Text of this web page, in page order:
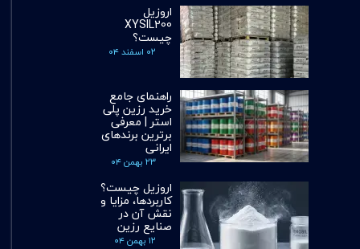
اروزیل
XYSIL200
چیست؟
۰۲ اسفند ۰۴
راهنمای جامع
خرید رزین پلی
استر | معرفی
برترین برندهای
ایرانی
۲۳ بهمن ۰۴
اروزیل چیست؟
کاربردها، مزایا و
نقش آن در
صنایع رزین
۱۲ بهمن ۰۴